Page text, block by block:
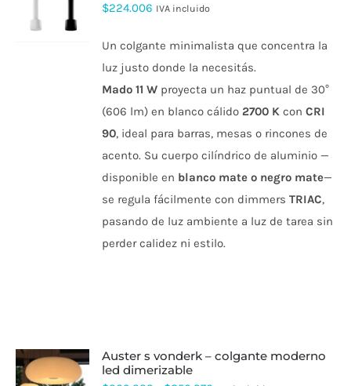
PRODUCTO
TIENE
MÚLTIPLES
VARIANTES.
PRODUCTO
$224.006 IVA incluido
Un colgante minimalista que concentra la
luz justo donde la necesitás.
Mado 11 W proyecta un haz puntual de 30°
(606 lm) en blanco cálido 2700 K conCRI
90, ideal para barras, mesas o rincones de
acento. Su cuerpo cilíndrico de aluminio —
disponible en blanco mate o negro mate—
se regula fácilmente con dimmersTRIAC,
pasando de luz ambiente a luz de tarea sin
perder calidez ni estilo.
auster s vonderk – colgante moderno
led dimerizable